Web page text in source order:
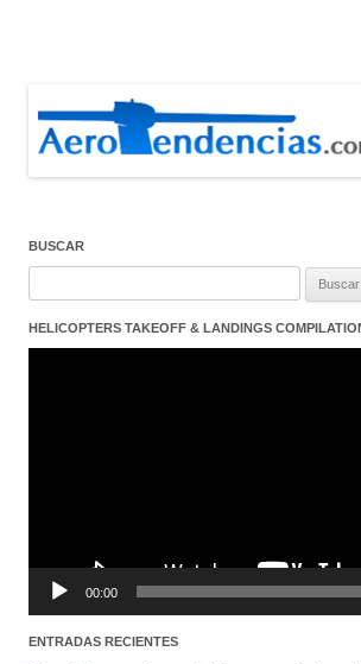
BUSCAR
HELICOPTERS TAKEOFF & LANDINGS
Reproductor
00:00
ENTRADAS RECIENTES